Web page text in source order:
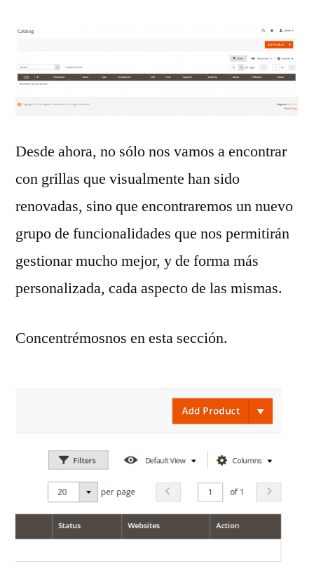
Desde ahora, no sólo nos vamos a encontrar
con grillas que visualmente han sido
renovadas, sino que encontraremos un nuevo
grupo de funcionalidades que nos permitirán
gestionar mucho mejor, y de forma más
personalizada, cada aspecto de las mismas.
Concentrémosnos en esta sección.